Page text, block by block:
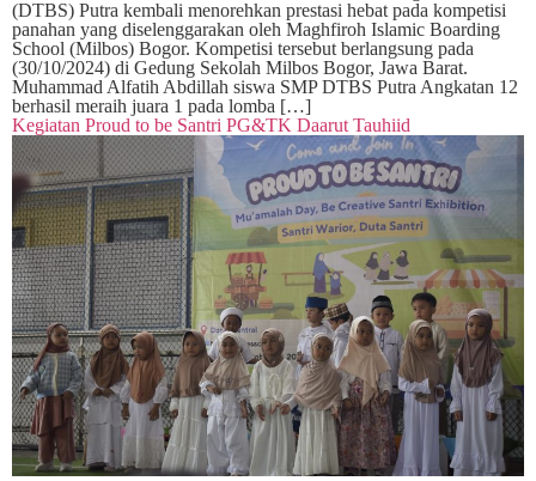
(DTBS) Putra kembali menorehkan prestasi hebat pada kompetisi
panahan yang diselenggarakan oleh Maghfiroh Islamic Boarding
School (Milbos) Bogor. Kompetisi tersebut berlangsung pada
(30/10/2024) di Gedung Sekolah Milbos Bogor, Jawa Barat.
Muhammad Alfatih Abdillah siswa SMP DTBS Putra Angkatan 12
berhasil meraih juara 1 pada lomba […]
Kegiatan Proud to be Santri PG&TK Daarut Tauhiid